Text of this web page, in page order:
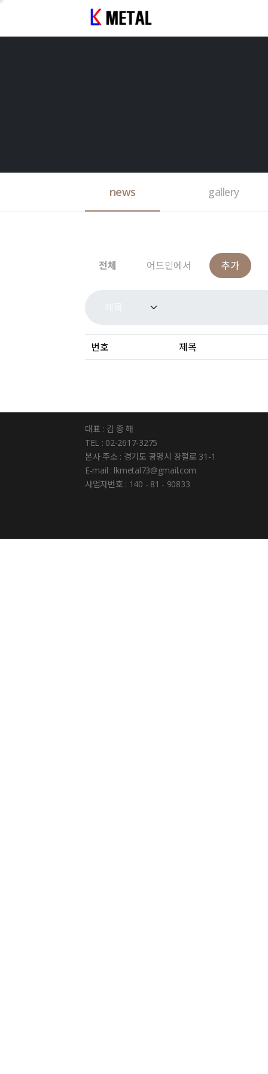
news gallery
전체 어드민에서 추가
번호 제목
대표 : 김 종 해
TEL : 02-2617-3275
본사 주소 : 경기도 광명시 장절로 31-1
E-mail : lkmetal73@gmail.com
사업자번호 : 140 - 81 - 90833